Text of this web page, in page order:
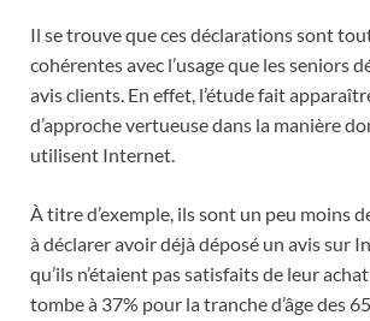
Il se trouve que ces déclarations sont
cohérentes avec l’usage que les seniors
avis clients. En effet, l’étude fait
d’approche vertueuse dans la manière
utilisent Internet.
À titre d’exemple, ils sont un peu moins
à déclarer avoir déjà déposé un avis sur
qu’ils n’étaient pas satisfaits de leur
tombe à 37% pour la tranche d’âge des